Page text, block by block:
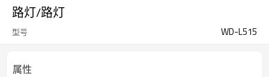
路灯/路灯
型号 WD-L515
属性